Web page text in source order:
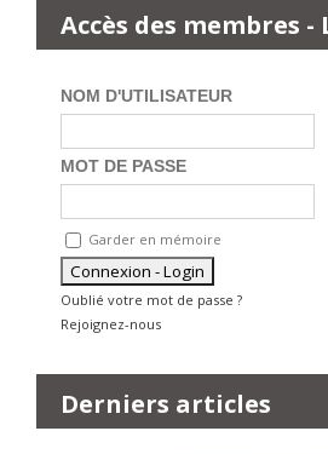
Accès des membres -
NOM D'UTILISATEUR
MOT DE PASSE
Garder en mémoire
Oublié votre mot de passe ?
Rejoignez-nous
Derniers articles